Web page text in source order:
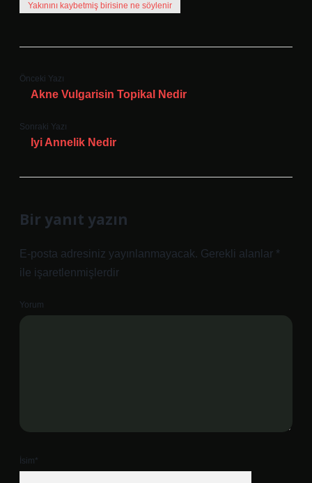
Yakınını kaybetmiş birisine ne söylenir
Önceki Yazı
Akne Vulgarisin Topikal Nedir
Sonraki Yazı
Iyi Annelik Nedir
Bir yanıt yazın
E-posta adresiniz yayınlanmayacak. Gerekli alanlar *
ile işaretlenmişlerdir
Yorum
İsim*